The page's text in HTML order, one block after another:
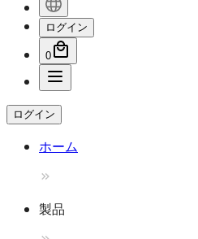
ログイン
0
ログイン
ホーム
製品